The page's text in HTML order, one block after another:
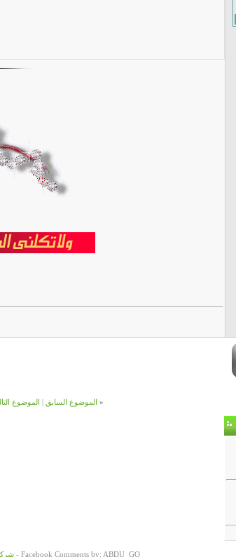
« الموضوع السابق | الموضوع
Facebook Comments by: ABDU_GO -